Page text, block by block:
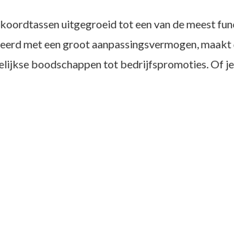
uitgegroeid tot een van de meest
met een groot aanpassingsvermogen,
boodschappen tot bedrijfspromoties. Of